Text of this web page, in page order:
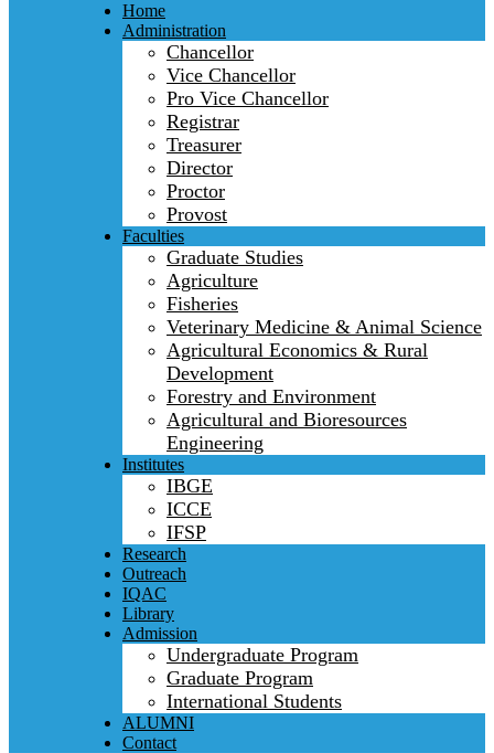
Home
Administration
Chancellor
Vice Chancellor
Pro Vice Chancellor
Registrar
Treasurer
Director
Proctor
Provost
Faculties
Graduate Studies
Agriculture
Fisheries
Veterinary Medicine & Animal Science
Agricultural Economics & Rural
Development
Forestry and Environment
Agricultural and Bioresources
Engineering
Institutes
IBGE
ICCE
IFSP
Research
Outreach
IQAC
Library
Admission
Undergraduate Program
Graduate Program
International Students
ALUMNI
Contact